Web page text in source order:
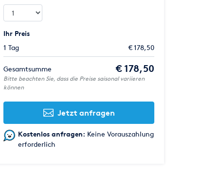
Ihr Preis
1 Tag
€ 178,50
Gesamtsumme € 178,50
Bitte beachten Sie, dass die Preise saisonal variieren
können
Jetzt anfragen
Kostenlos anfragen: Keine Vorauszahlung
erforderlich